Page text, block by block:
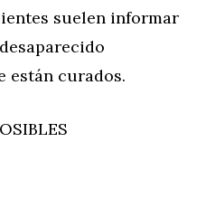
suelen informar
están curados.